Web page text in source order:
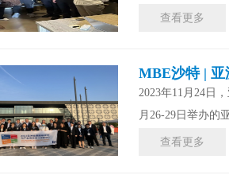
查看更多
MBE沙特 | 亚
2023年11月24日
月26-29日举办的
查看更多